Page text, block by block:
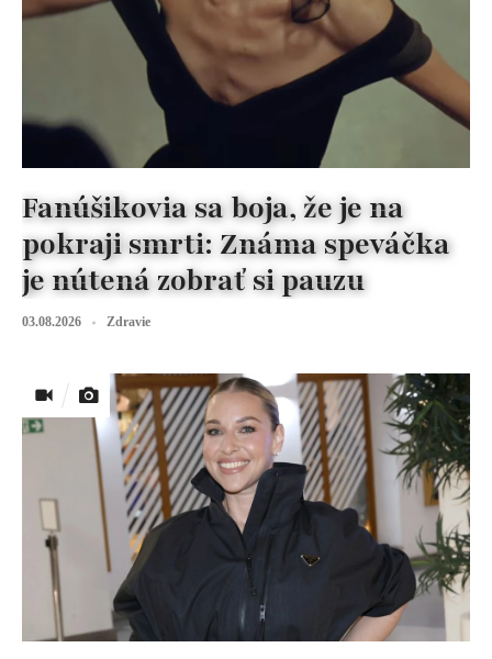
Fanúšikovia sa boja, že je na
pokraji smrti: Známa speváčka
je nútená zobrať si pauzu
03.08.2026 Zdravie